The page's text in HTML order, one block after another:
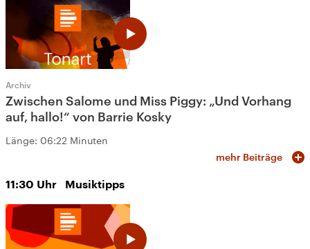
Archiv
Zwischen Salome und Miss Piggy: „Und Vorhang
auf, hallo!“ von Barrie Kosky
Länge: 06:22 Minuten
mehr Beiträge
11:30 Uhr Musiktipps